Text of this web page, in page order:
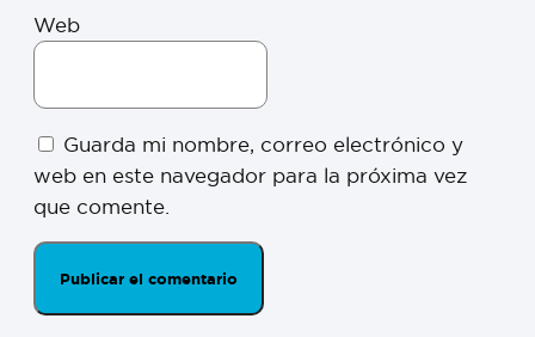
Web
Guarda mi nombre, correo electrónico y
web en este navegador para la próxima vez
que comente.